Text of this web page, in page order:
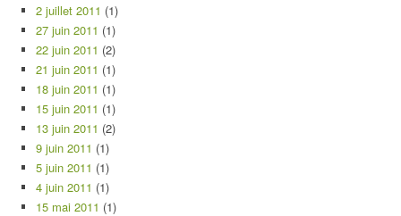
2 juillet 2011 (1)
27 juin 2011 (1)
22 juin 2011 (2)
21 juin 2011 (1)
18 juin 2011 (1)
15 juin 2011 (1)
13 juin 2011 (2)
9 juin 2011 (1)
5 juin 2011 (1)
4 juin 2011 (1)
15 mai 2011 (1)